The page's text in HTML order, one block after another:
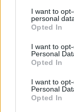
not limited to
grant or deny
use your data
consent section.
I want to
personal
Opted In
I want to
Personal
Opted In
I want to
Personal
Opted In
Három óra
és végül csak
AEZ (AUT)
akik ezzel
győztesként
RC44